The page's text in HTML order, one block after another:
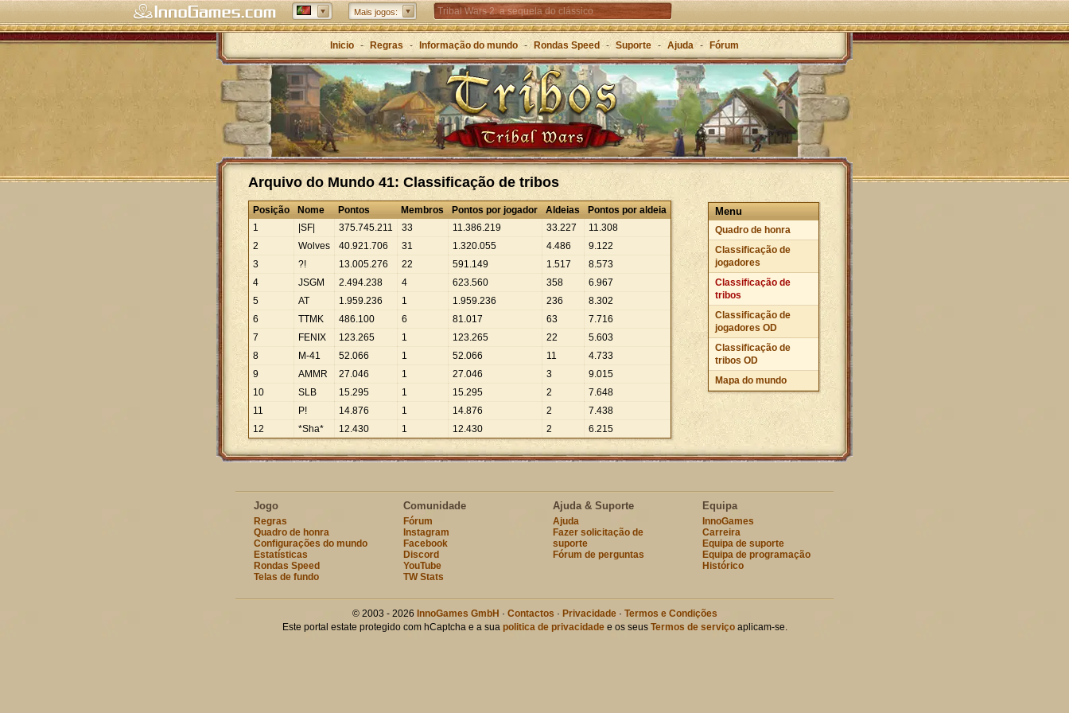
Mais jogos: Tribal Wars 2: a sequela do clássico
Forge of Empires – Estratégia ao longo das eras
Grepolis – Construa o seu império na Grécia Antiga
Inicio - Regras - Informação do mundo - Rondas Speed - Suporte - Ajuda - Fórum
Arquivo do Mundo 41: Classificação de tribos
Menu
Quadro de honra
Classificação de
jogadores
Classificação de
tribos
Classificação de
jogadores OD
Classificação de
tribos OD
Mapa do mundo
Posição Nome Pontos Membros Pontos por jogador Aldeias
Pontos por aldeia
1
|SF| 375.745.211 33 11.386.219 33.227 11.308
2
Wolves 40.921.706 31 1.320.055 4.486 9.122
3
?! 13.005.276 22 591.149 1.517 8.573
4
JSGM 2.494.238 4 623.560 358 6.967
5
AT 1.959.236 1 1.959.236 236 8.302
6
TTMK 486.100 6 81.017 63 7.716
7
FENIX 123.265 1 123.265 22 5.603
8
M-41 52.066 1 52.066 11 4.733
9
AMMR 27.046 1 27.046 3 9.015
10
SLB 15.295 1 15.295 2 7.648
11
P! 14.876 1 14.876 2 7.438
12
*Sha* 12.430 1 12.430 2 6.215
Jogo
Regras
Quadro de honra
Configurações do mundo
Estatísticas
Rondas Speed
Telas de fundo
Comunidade
Fórum
Instagram
Facebook
Discord
YouTube
TW Stats
Ajuda & Suporte
Ajuda
Fazer solicitação de
suporte
Fórum de perguntas
Equipa
InnoGames
Carreira
Equipa de suporte
Equipa de programação
Histórico
© 2003 - 2026 InnoGames GmbH · Contactos · Privacidade· Termos e Condições
Este portal estate protegido com hCaptcha e a sua politica de privacidadee os seus Termos de serviçoaplicam-se.